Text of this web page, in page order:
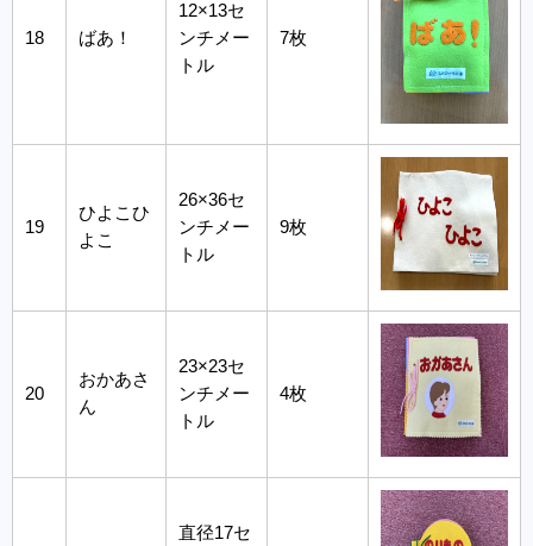
18 ばあ！
12×13セ
ンチメー
トル
7枚
19
ひよこひ
よこ
26×36セ
ンチメー
トル
9枚
20
おかあさ
ん
23×23セ
ンチメー
トル
4枚
直径17セ